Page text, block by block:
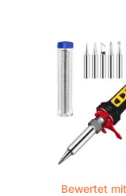
Bewertet